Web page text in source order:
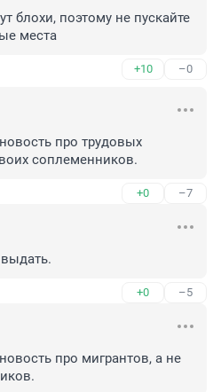
блохи, поэтому не пускайте
места
+10 –0
про трудовых
соплеменников.
+0 –7
+0 –5
про мигрантов, а не